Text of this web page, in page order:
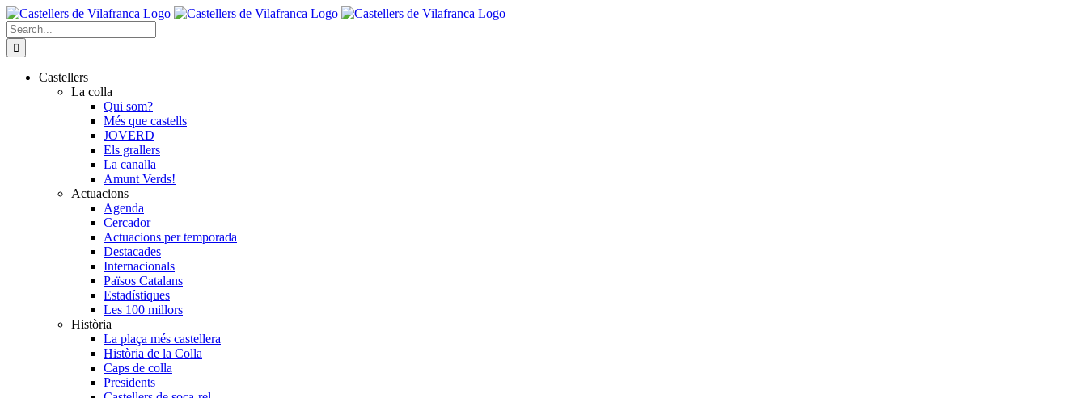
Skip
to
content
Search
for:
Castellers
La colla
Qui som?
Més que castells
JOVERD
Els grallers
La canalla
Amunt Verds!
Actuacions
Agenda
Cercador
Actuacions per temporada
Destacades
Internacionals
Països Catalans
Estadístiques
Les 100 millors
Història
La plaça més castellera
Història de la Colla
Caps de colla
Presidents